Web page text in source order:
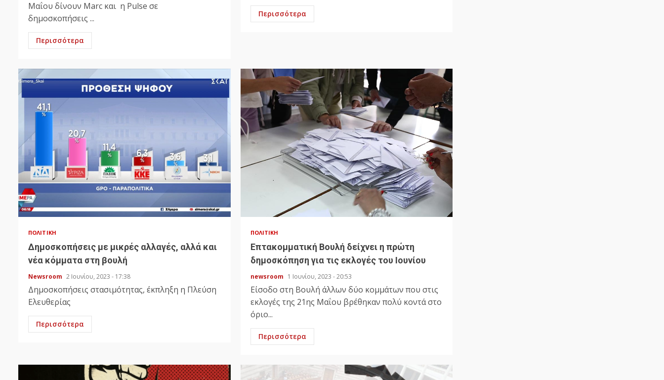
Μαΐου δίνουν Marc και η Pulse σε
δημοσκοπήσεις ...
Περισσότερα
Περισσότερα
ΠΟΛΙΤΙΚΉ
Δημοσκοπήσεις με μικρές αλλαγές, αλλά και
νέα κόμματα στη βουλή
Newsroom 2 Ιουνίου, 2023 - 17:38
Δημοσκοπήσεις στασιμότητας, έκπληξη η Πλεύση
Ελευθερίας
Περισσότερα
ΠΟΛΙΤΙΚΉ
Επτακομματική Βουλή δείχνει η πρώτη
δημοσκόπηση για τις εκλογές του Ιουνίου
newsroom 1 Ιουνίου, 2023 - 20:53
Είσοδο στη Βουλή άλλων δύο κομμάτων που στις
εκλογές της 21ης Μαΐου βρέθηκαν πολύ κοντά στο
όριο...
Περισσότερα